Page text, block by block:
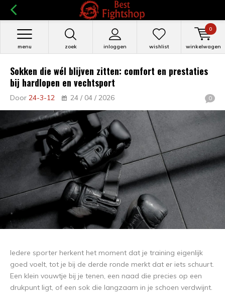
zoek inloggen
menu wishlist winkelwagen
0
Sokken die wél blijven zitten: comfort en prestaties
bij hardlopen en vechtsport
Door 24-3-12 24 / 04 / 2026 0
Iedere sporter herkent het moment dat je training eigenlijk
goed voelt, tot je bij de derde ronde merkt dat er iets schuurt.
Een klein vouwtje bij je tenen, een naad die precies op een
drukpunt ligt, of een sok die langzaam in je schoen verdwijnt.